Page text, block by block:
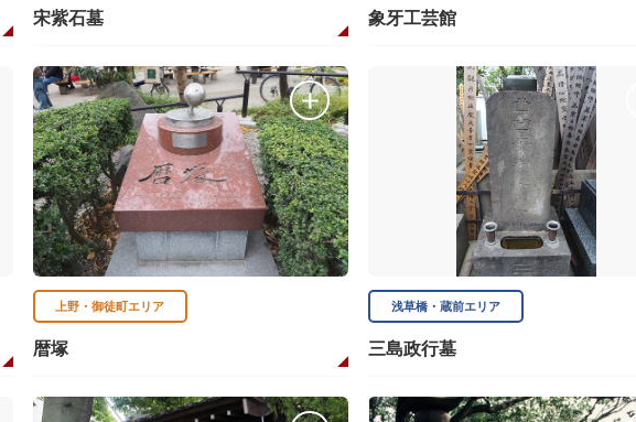
宋紫石墓 象牙工芸館
上野・御徒町エリア
暦塚
浅草橋・蔵前エリア
三島政行墓